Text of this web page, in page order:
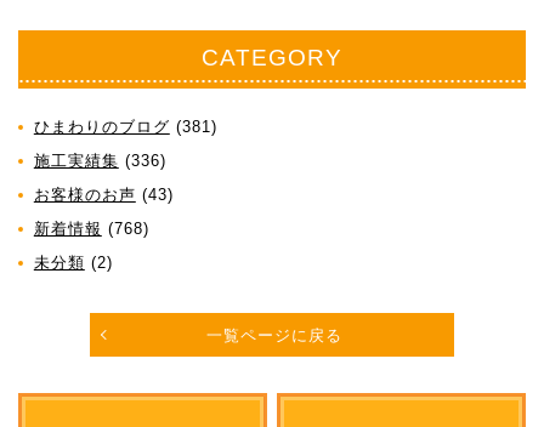
CATEGORY
ひまわりのブログ (381)
施工実績集 (336)
お客様のお声 (43)
新着情報 (768)
未分類 (2)
一覧ページに戻る